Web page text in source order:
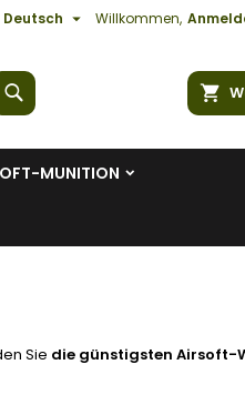
Willkommen,
Deutsch 
MUNITION
Sie die günstigsten Airsoft-